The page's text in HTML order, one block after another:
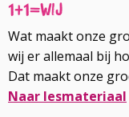
1+1=wij
Wat maakt onze
wij er allemaal bij
Dat maakt onze
Naar lesmateriaal